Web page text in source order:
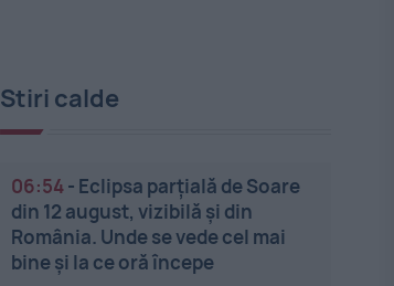
Stiri calde
06:54- Eclipsa parțială de Soare
din 12 august, vizibilă și din
România. Unde se vede cel mai
bine și la ce oră începe